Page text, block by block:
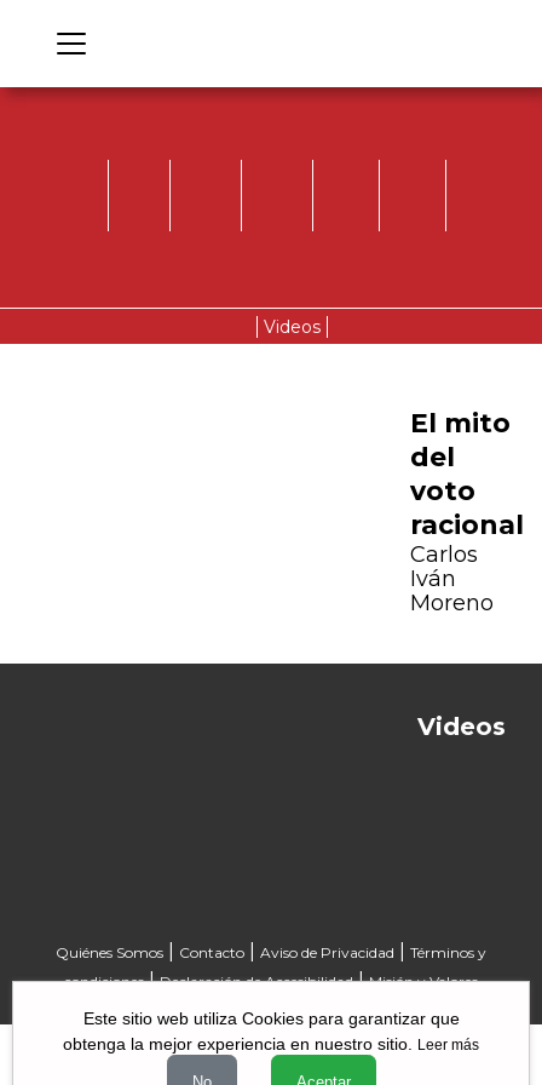
Videos
El mito
del
voto
racional
Carlos
Iván
Moreno
Videos
Quiénes Somos Contacto Aviso de Privacidad
Términos y
condiciones|Declaración de Accesibilidad|Misión y Valores
Este sitio web utiliza Cookies para garantizar que
obtenga la mejor experiencia en nuestro sitio.
Leer más